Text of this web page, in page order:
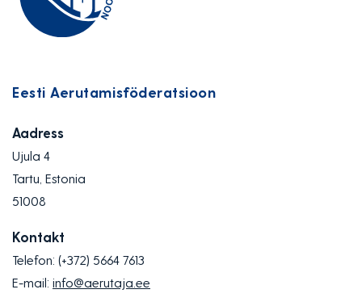
Eesti Aerutamisföderatsioon
Aadress
Ujula 4
Tartu, Estonia
51008
Kontakt
Telefon: (+372) 5664 7613
E-mail: info@aerutaja.ee